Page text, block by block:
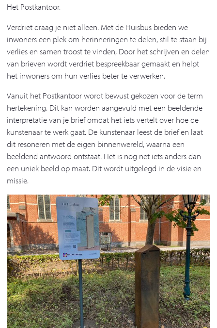
Het Postkantoor.
Verdriet draag je niet alleen. Met de Huisbus bieden we
inwoners een plek om herinneringen te delen, stil te staan bij
verlies en samen troost te vinden, Door het schrijven en delen
van brieven wordt verdriet bespreekbaar gemaakt en helpt
het inwoners om hun verlies beter te verwerken.
Vanuit het Postkantoor wordt bewust gekozen voor de term
hertekening. Dit kan worden aangevuld met een beeldende
interpretatie van je brief omdat het iets vertelt over hoe de
kunstenaar te werk gaat. De kunstenaar leest de brief en laat
dit resoneren met de eigen binnenwereld, waarna een
beeldend antwoord ontstaat. Het is nog net iets anders dan
een uniek beeld op maat. Dit wordt uitgelegd in de visie en
missie.